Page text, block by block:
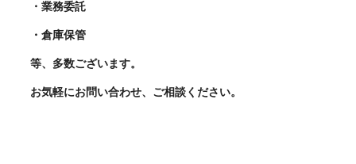
・業務委託
・倉庫保管
等、多数ございます。
お気軽にお問い合わせ、ご相談ください。